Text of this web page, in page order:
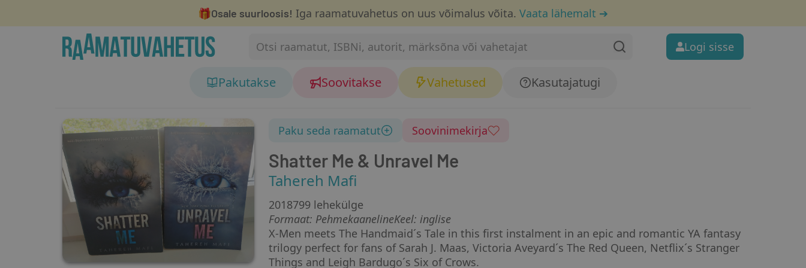
🎁Osale suurloosis! Iga raamatuvahetus on uus võimalus võita. Vaata lähemalt ➔
Logi sisse
Pakutakse Soovitakse Vahetused Kasutajatugi
Shatter Me & Unravel Me
Tahereh Mafi
Paku seda raamatut Soovinimekirja
2018799 lehekülge
Formaat: PehmekaanelineKeel: inglise
X-Men meets The Handmaid´s Tale in this first instalment in an epic and romantic YA fantasy
trilogy perfect for fans of Sarah J. Maas, Victoria Aveyard´s The Red Queen, Netflix´s Stranger
Things and Leigh Bardugo´s Six of Crows.